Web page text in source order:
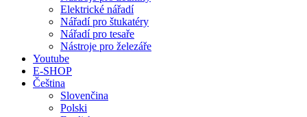
Elektrické nářadí
Nářadí pro štukatéry
Nářadí pro tesaře
Nástroje pro železáře
Youtube
E-SHOP
Čeština
Slovenčina
Polski